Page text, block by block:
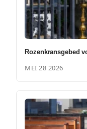
Rozenkransgebed
MEI 28 2026